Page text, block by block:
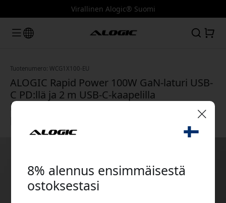
Virallinen Alogic® Suomi
Tuotenumero: WCG1X100-EU
ALOGIC Rapid Power 100W GaN-laturi USB-
C PD:llä ja 2 m USB-C-kaapelilla
kannettavalle tietokoneelle, tabletille ja
8% alennus ensimmäisestä
ostoksestasi
🎉 Alennuskoodisi: